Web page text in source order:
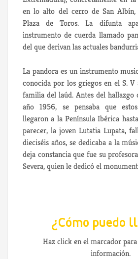
en lo alto del cerro de San
Plaza de Toros. La difunta
instrumento de cuerda llamado
del que derivan las actuales
La pandora es un instrumento
conocida por los griegos en el S. V
familia del laúd. Antes del hallazgo
año 1956, se pensaba que
llegaron a la Península Ibérica
parecer, la joven Lutatia Lupata,
dieciséis años, se dedicaba a la
deja constancia que fue su
Severa, quien le dedicó el
¿Cómo puedo
Haz click en el marcador
información.